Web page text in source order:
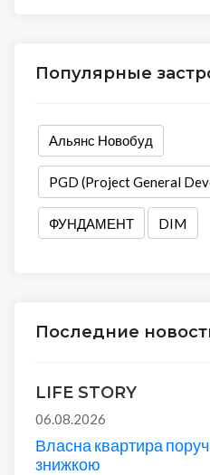
Популярные
Альянс Новобуд
PGD (Project General
ФУНДАМЕНТ DIM
Последние
LIFE STORY
06.08.2026
Власна квартира
знижкою